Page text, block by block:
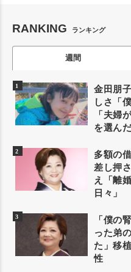
RANKING ランキング
週間
金田朋
しさ「
「夫婦
を選んだ
多額の
差し押
え「離
日々」
「僕の
った弟
た」移
性